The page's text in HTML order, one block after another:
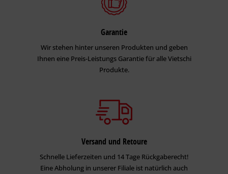
Garantie
Wir stehen hinter unseren Produkten und geben
Ihnen eine Preis-Leistungs Garantie für alle Vietschi
Produkte.
Versand und Retoure
Schnelle Lieferzeiten und 14 Tage Rückgaberecht!
Eine Abholung in unserer Filiale ist natürlich auch